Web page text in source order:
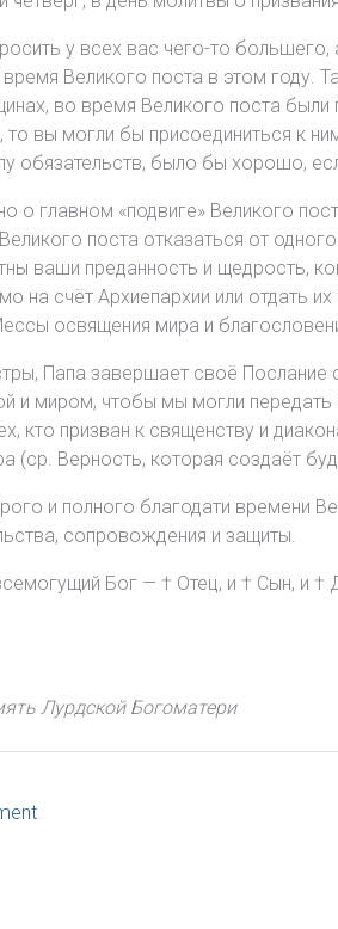
у всех вас чего-то большего,
Великого поста в этом году.
во время Великого поста
то вы могли бы присоединиться к
обязательств, было бы хорошо,
о главном «подвиге» Великого
поста отказаться от
ваши преданность и щедрость,
на счёт Архиепархии или отдать
освящения мира и
Папа завершает своё Послание
и миром, чтобы мы могли передать
кто призван к священству и
(ср. Верность, которая создаёт
и полного благодати времени
сопровождения и защиты.
Бог — † Отец, и † Сын, и †
Лурдской Богоматери